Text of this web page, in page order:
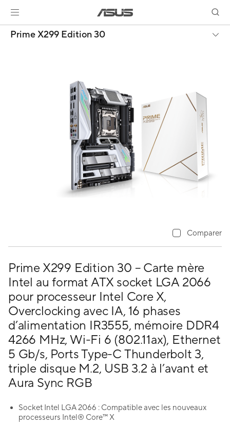
Prime X299 Edition 30
Prime X299 Edition 30 – Carte mère
Intel au format ATX socket LGA 2066
pour processeur Intel Core X,
Overclocking avec IA, 16 phases
d’alimentation IR3555, mémoire DDR4
4266 MHz, Wi-Fi 6 (802.11ax), Ethernet
5 Gb/s, Ports Type-C Thunderbolt 3,
triple disque M.2, USB 3.2 à l’avant et
Aura Sync RGB
Socket Intel LGA 2066 : Compatible avec les nouveaux
processeurs Intel® Core™ X
Comparer